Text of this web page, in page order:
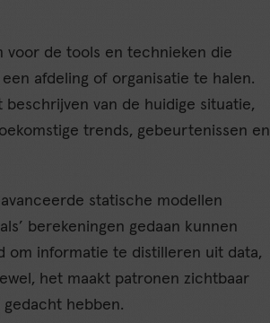
voor de tools en technieken die
afdeling of organisatie te halen.
van de huidige situatie,
trends, gebeurtenissen en
statische modellen
berekeningen gedaan kunnen
om informatie te distilleren uit data,
het maakt patronen zichtbaar
gedacht hebben.